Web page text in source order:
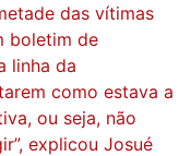
das vítimas
boletim de
linha da
como estava a
ou seja, não
explicou Josué